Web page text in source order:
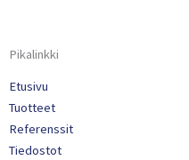
Pikalinkki
Etusivu
Tuotteet
Referenssit
Tiedostot